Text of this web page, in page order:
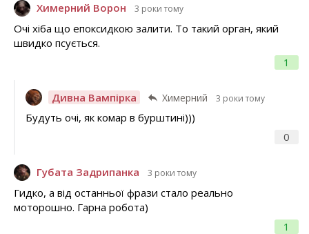
Химерний Ворон 3 роки тому
1
Очі хіба що епоксидкою залити. То такий орган, який
швидко псується.
Дивна Вампірка Химерний 3 роки тому
0
Будуть очі, як комар в бурштині)))
Губата Задрипанка 3 роки тому
1
Гидко, а від останньої фрази стало реально
моторошно. Гарна робота)